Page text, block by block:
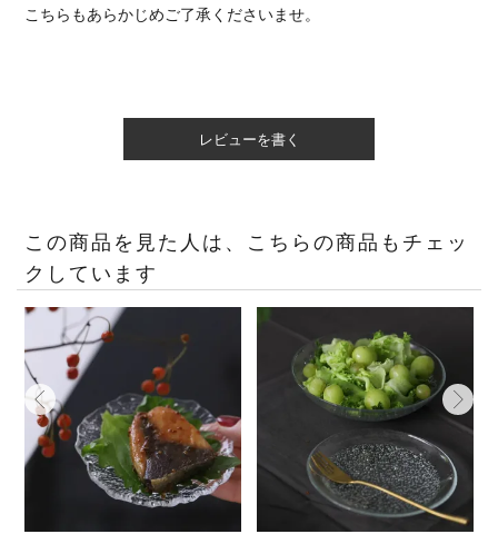
こちらもあらかじめご了承くださいませ。
レビューを書く
この商品を見た人は、こちらの商品もチェッ
クしています